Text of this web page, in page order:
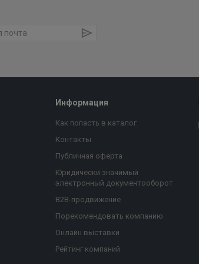
Информация
Как попасть в каталог
Контакты
Публичная оферта
Юридически значимый
электронный документооборот
B2B-продвижение
Порекомендовать компанию
Онлайн выставки
Рейтинг компаний